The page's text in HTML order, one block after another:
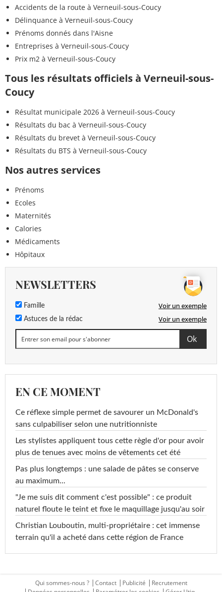
Accidents de la route à Verneuil-sous-Coucy
Délinquance à Verneuil-sous-Coucy
Prénoms donnés dans l'Aisne
Entreprises à Verneuil-sous-Coucy
Prix m2 à Verneuil-sous-Coucy
Tous les résultats officiels à Verneuil-sous-
Coucy
Résultat municipale 2026 à Verneuil-sous-Coucy
Résultats du bac à Verneuil-sous-Coucy
Résultats du brevet à Verneuil-sous-Coucy
Résultats du BTS à Verneuil-sous-Coucy
Nos autres services
Prénoms
Ecoles
Maternités
Calories
Médicaments
Hôpitaux
NEWSLETTERS
Famille Voir un exemple
Astuces de la rédac Voir un exemple
EN CE MOMENT
Ce réflexe simple permet de savourer un McDonald's
sans culpabiliser selon une nutritionniste
Les stylistes appliquent tous cette règle d'or pour avoir
plus de tenues avec moins de vêtements cet été
Pas plus longtemps : une salade de pâtes se conserve
au maximum...
"Je me suis dit comment c'est possible" : ce produit
naturel floute le teint et fixe le maquillage jusqu'au soir
Christian Louboutin, multi-propriétaire : cet immense
terrain qu'il a acheté dans cette région de France
Qui sommes-nous ? Contact Publicité
Recrutement